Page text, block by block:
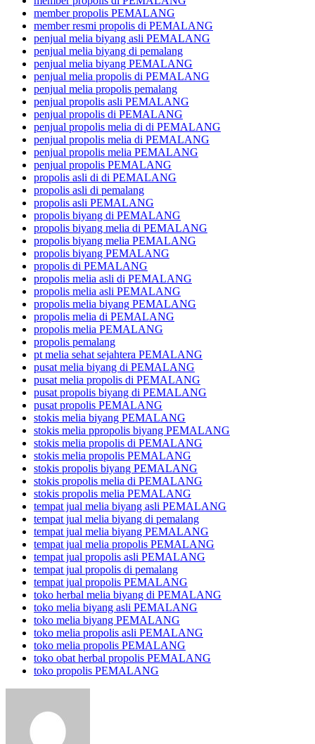
member propolis PEMALANG
member resmi propolis di PEMALANG
penjual melia biyang asli PEMALANG
penjual melia biyang di pemalang
penjual melia biyang PEMALANG
penjual melia propolis di PEMALANG
penjual melia propolis pemalang
penjual propolis asli PEMALANG
penjual propolis di PEMALANG
penjual propolis melia di di PEMALANG
penjual propolis melia di PEMALANG
penjual propolis melia PEMALANG
penjual propolis PEMALANG
propolis asli di di PEMALANG
propolis asli di pemalang
propolis asli PEMALANG
propolis biyang di PEMALANG
propolis biyang melia di PEMALANG
propolis biyang melia PEMALANG
propolis biyang PEMALANG
propolis di PEMALANG
propolis melia asli di PEMALANG
propolis melia asli PEMALANG
propolis melia biyang PEMALANG
propolis melia di PEMALANG
propolis melia PEMALANG
propolis pemalang
pt melia sehat sejahtera PEMALANG
pusat melia biyang di PEMALANG
pusat melia propolis di PEMALANG
pusat propolis biyang di PEMALANG
pusat propolis PEMALANG
stokis melia biyang PEMALANG
stokis melia ppropolis biyang PEMALANG
stokis melia propolis di PEMALANG
stokis melia propolis PEMALANG
stokis propolis biyang PEMALANG
stokis propolis melia di PEMALANG
stokis propolis melia PEMALANG
tempat jual melia biyang asli PEMALANG
tempat jual melia biyang di pemalang
tempat jual melia biyang PEMALANG
tempat jual melia propolis PEMALANG
tempat jual propolis asli PEMALANG
tempat jual propolis di pemalang
tempat jual propolis PEMALANG
toko herbal melia biyang di PEMALANG
toko melia biyang asli PEMALANG
toko melia biyang PEMALANG
toko melia propolis asli PEMALANG
toko melia propolis PEMALANG
toko obat herbal propolis PEMALANG
toko propolis PEMALANG